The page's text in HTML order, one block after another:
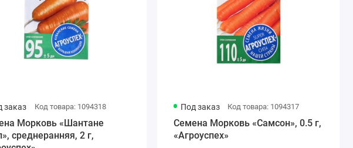
заказ Код товара: 1094318
Морковь «Шантане
среднеранняя, 2 г,
Под заказ Код товара: 1094317
Семена Морковь «Самсон», 0.5 г,
«Агроуспех»